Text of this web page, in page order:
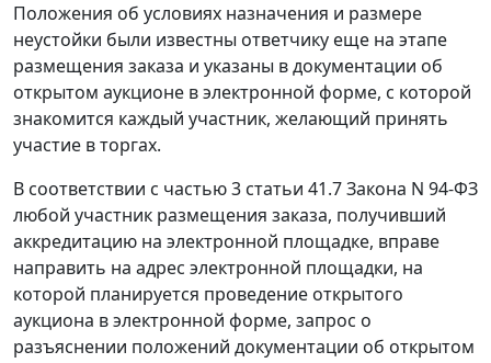
Положения об условиях назначения и размере
неустойки были известны ответчику еще на этапе
размещения заказа и указаны в документации об
открытом аукционе в электронной форме, с которой
знакомится каждый участник, желающий принять
участие в торгах.
В соответствии с частью 3 статьи 41.7Закона N 94-ФЗ
любой участник размещения заказа, получивший
аккредитацию на электронной площадке, вправе
направить на адрес электронной площадки, на
которой планируется проведение открытого
аукциона в электронной форме, запрос о
разъяснении положений документации об открытом